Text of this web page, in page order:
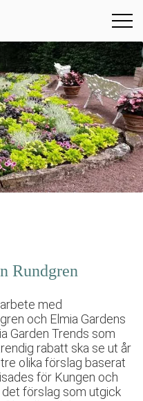
Rundgren
med
och Elmia Gardens
Garden Trends som
rabatt ska se ut år
olika förslag baserat
för Kungen och
förslag som utgick